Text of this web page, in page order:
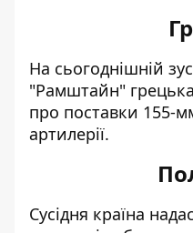
На сьогоднішній
"Рамштайн"
про поставки 155-
артилерії.
Сусідня країна